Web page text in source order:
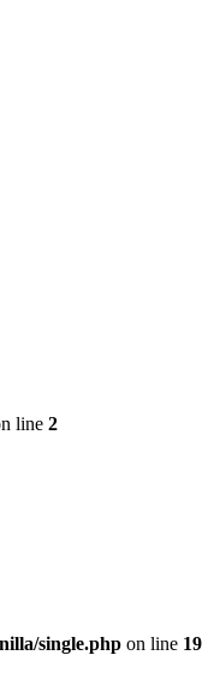
line 2
single.php on line 19